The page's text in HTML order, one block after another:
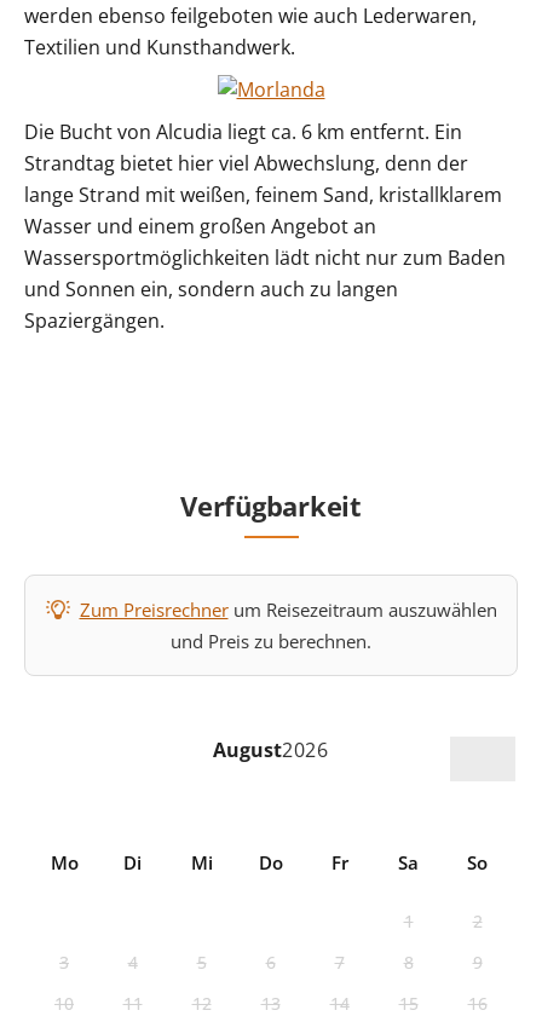
werden ebenso feilgeboten wie auch Lederwaren,
Textilien und Kunsthandwerk.
Die Bucht von Alcudia liegt ca. 6 km entfernt. Ein
Strandtag bietet hier viel Abwechslung, denn der
lange Strand mit weißen, feinem Sand, kristallklarem
Wasser und einem großen Angebot an
Wassersportmöglichkeiten lädt nicht nur zum Baden
und Sonnen ein, sondern auch zu langen
Spaziergängen.
Verfügbarkeit
Zum Preisrechnerum Reisezeitraum auszuwählen
und Preis zu berechnen.
August2026
Mo Di Mi Do Fr Sa So
1
2
3
4 5 6 7 8
9
10
11 12 13 14 15
16